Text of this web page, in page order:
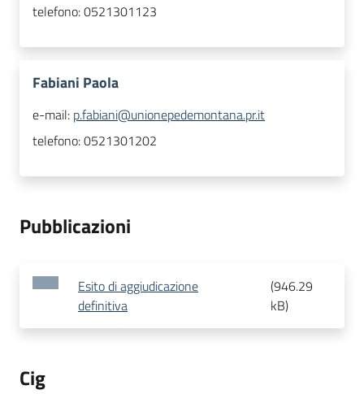
telefono:0521301123
Fabiani Paola
e-mail: p.fabiani@unionepedemontana.pr.it
telefono:0521301202
Pubblicazioni
Esito di aggiudicazione
definitiva
(946.29
kB)
Cig